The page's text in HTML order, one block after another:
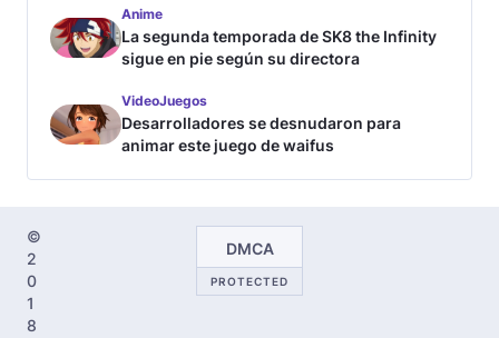
Anime
La segunda temporada de SK8 the Infinity
sigue en pie según su directora
VideoJuegos
Desarrolladores se desnudaron para
animar este juego de waifus
©
2
0
1
8
DMCA
PROTECTED